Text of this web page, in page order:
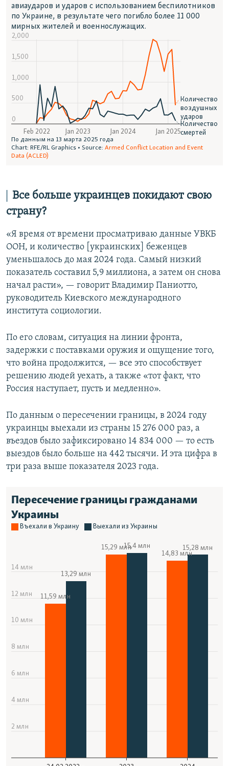
Все больше украинцев покидают свою
страну?
«Я время от времени просматриваю данные УВКБ
ООН, и количество [украинских] беженцев
уменьшалось до мая 2024 года. Самый низкий
показатель составил 5,9 миллиона, а затем он снова
начал расти», — говорит Владимир Паниотто,
руководитель Киевского международного
института социологии.
По его словам, ситуация на линии фронта,
задержки с поставками оружия и ощущение того,
что война продолжится, — все это способствует
решению людей уехать, а также «тот факт, что
Россия наступает, пусть и медленно».
По данным о пересечении границы, в 2024 году
украинцы выехали из страны 15 276 000 раз, а
въездов было зафиксировано 14 834 000 — то есть
выездов было больше на 442 тысячи. И эта цифра в
три раза выше показателя 2023 года.